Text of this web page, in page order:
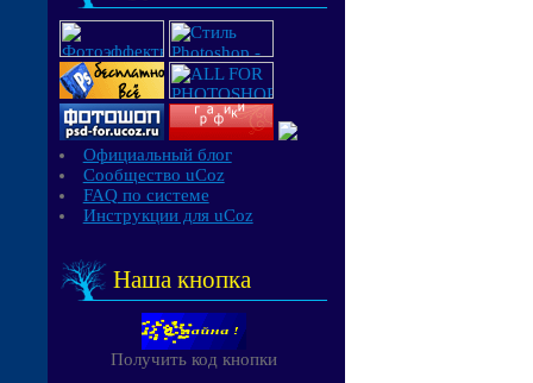
Официальный блог
Сообщество uCoz
FAQ по системе
Инструкции для uCoz
Наша кнопка
Получить код кнопки